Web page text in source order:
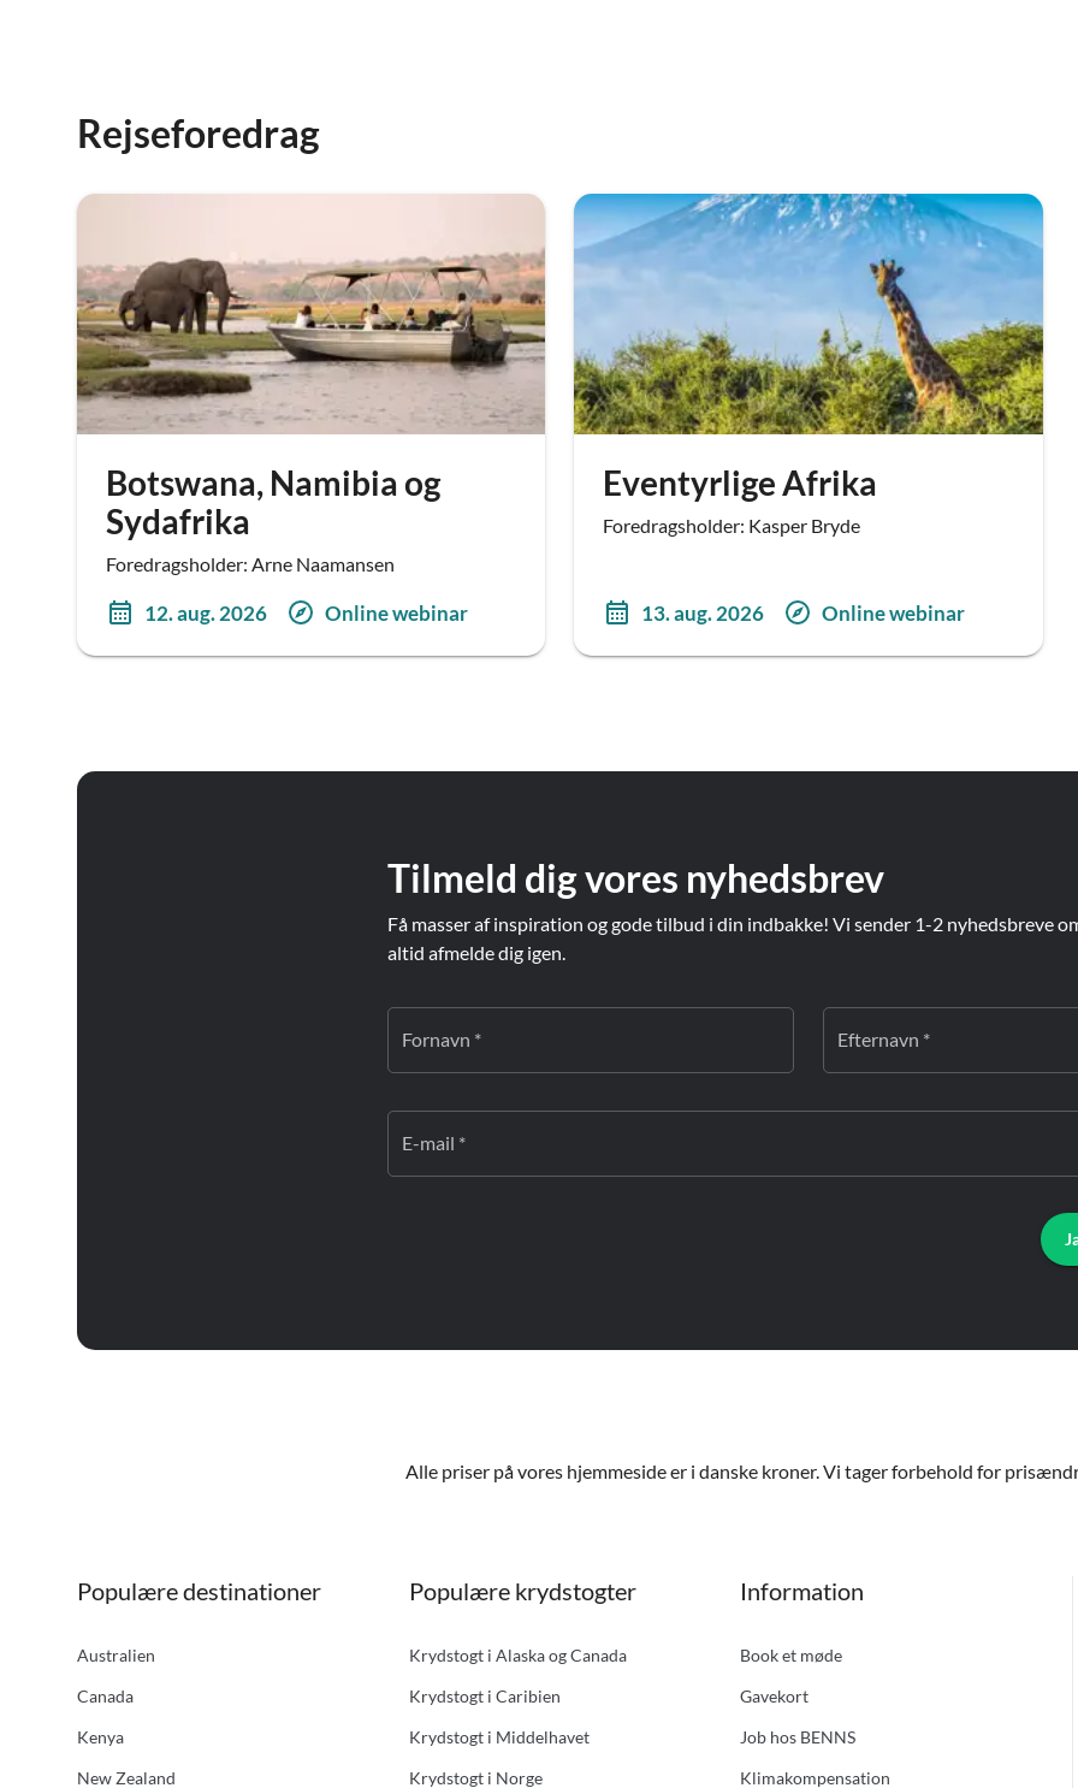
Rejseforedrag
Botswana, Namibia og
Sydafrika
Foredragsholder: Arne Naamansen
12. aug. 2026 Online webinar
Eventyrlige Afrika
Foredragsholder: Kasper Bryde
13. aug. 2026 Online webinar
Tilmeld dig vores nyhedsbrev
Få masser af inspiration og gode tilbud i din indbakke! Vi sender 1-2 nyhedsbreve
altid afmelde dig igen.
Fornavn * Efternavn *
E-mail *
Alle priser på vores hjemmeside er i danske kroner. Vi tager forbehold for
Populære destinationer
Australien
Canada
Kenya
New Zealand
Populære krydstogter
Krydstogt i Alaska og Canada
Krydstogt i Caribien
Krydstogt i Middelhavet
Krydstogt i Norge
Information
Book et møde
Gavekort
Job hos BENNS
Klimakompensation